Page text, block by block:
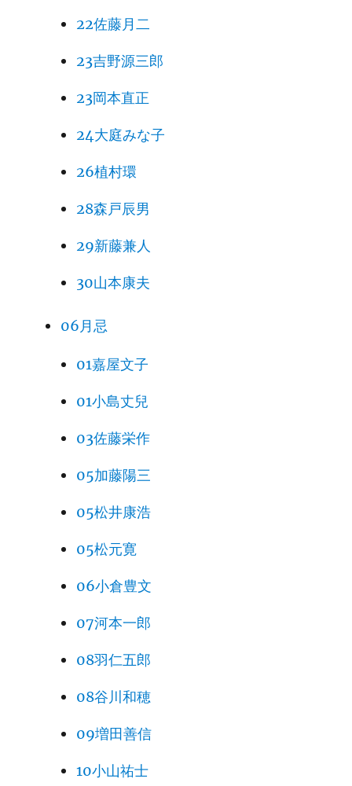
22佐藤月二
23吉野源三郎
23岡本直正
24大庭みな子
26植村環
28森戸辰男
29新藤兼人
30山本康夫
06月忌
01嘉屋文子
01小島丈兒
03佐藤栄作
05加藤陽三
05松井康浩
05松元寛
06小倉豊文
07河本一郎
08羽仁五郎
08谷川和穂
09増田善信
10小山祐士